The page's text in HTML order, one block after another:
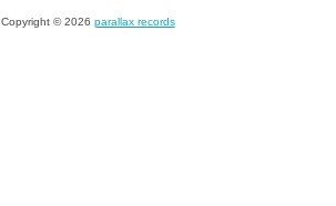
Copyright © 2026 parallax records